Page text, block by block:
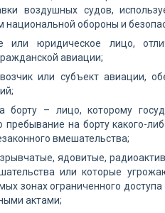
воздушных судов,
обороны и
или юридическое лицо,
авиации;
или субъект авиации,
борту – лицо, которому
пребывание на борту какого-
вмешательства;
ядовитые,
или которые
зонах ограниченного
актами;